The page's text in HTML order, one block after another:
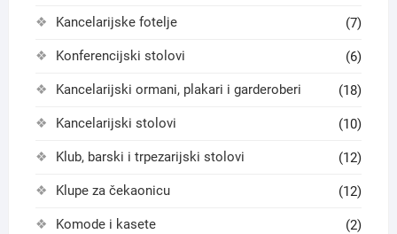
Kancelarijske fotelje (7)
Konferencijski stolovi (6)
Kancelarijski ormani, plakari i garderoberi (18)
Kancelarijski stolovi (10)
Klub, barski i trpezarijski stolovi (12)
Klupe za čekaonicu (12)
Komode i kasete (2)